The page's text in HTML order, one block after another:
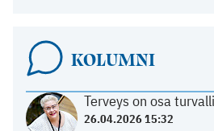
KOLUMNI
Terveys on osa
26.04.2026 15:32